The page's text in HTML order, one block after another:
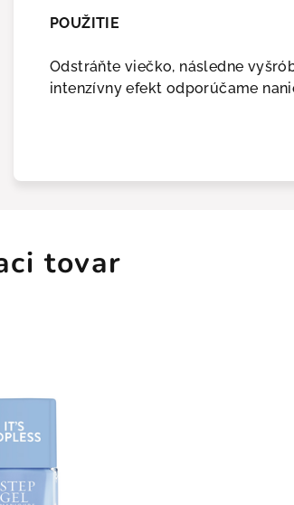
POUŽITIE
Odstráňte viečko, následne
intenzívny efekt odporúčame
tovar